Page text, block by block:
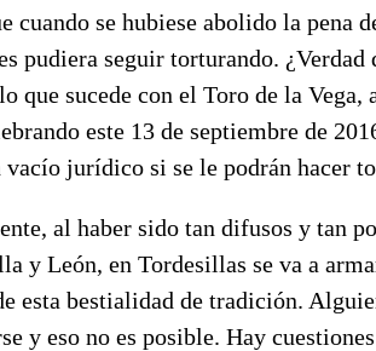
cuando se hubiese abolido la pena
pudiera seguir torturando.
que sucede con el Toro de la Vega,
este 13 de septiembre de
vacío jurídico si se le podrán hacer
al haber sido tan difusos y tan
y León, en Tordesillas se va a
esta bestialidad de tradición.
y eso no es posible. Hay